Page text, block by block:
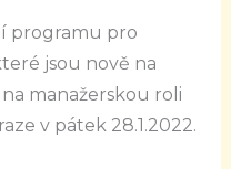
programu pro
jsou nově na
manažerskou roli
v pátek 28.1.2022.